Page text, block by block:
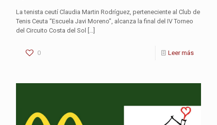
La tenista ceutí Claudia Martin Rodríguez, perteneciente al Club de
Tenis Ceuta “Escuela Javi Moreno”, alcanza la final del IV Torneo
del Circuito Costa del Sol […]
0 Leer más